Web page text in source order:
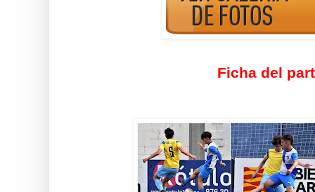
Ficha del